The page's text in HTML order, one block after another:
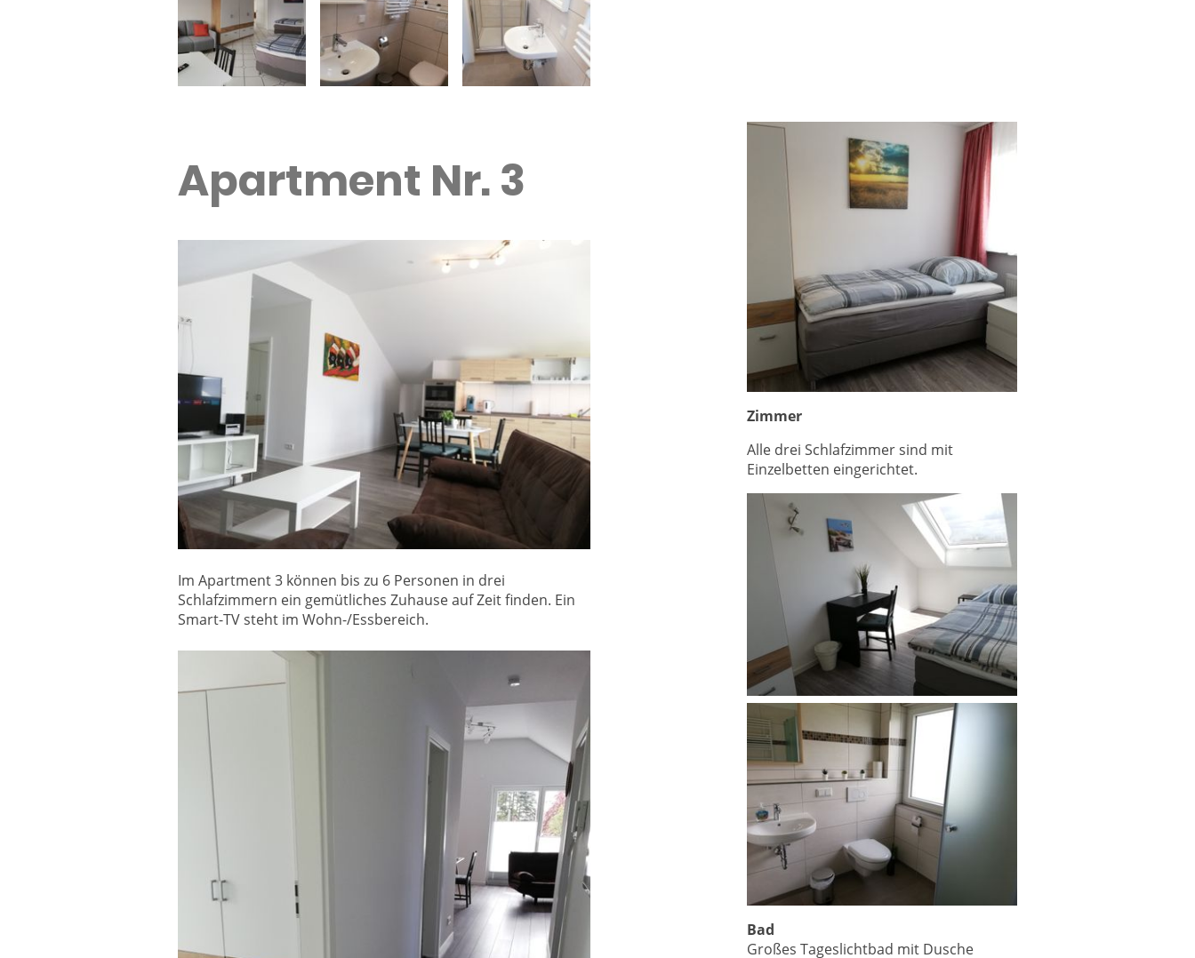
Apartment Nr. 3
Im Apartment 3 können bis zu 6 Personen in drei
Schlafzimmern ein gemütliches Zuhause auf Zeit finden. Ein
Smart-TV steht im Wohn-/Essbereich.
Zimmer
Alle drei Schlafzimmer sind mit
Einzelbetten eingerichtet.
Bad
Großes Tageslichtbad mit Dusche